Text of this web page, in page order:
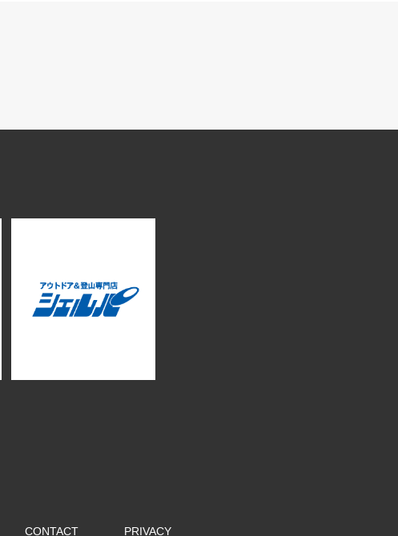
CONTACT PRIVACY